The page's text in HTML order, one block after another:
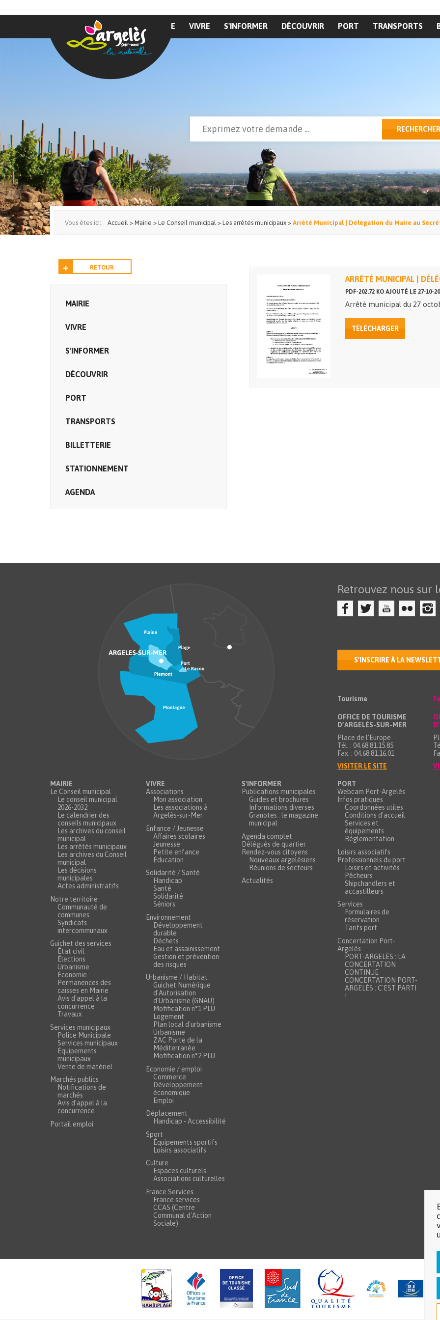
MAIRIE VIVRE S'INFORMER DÉCOUVRIR PORT TRANSPORTS
Formulaire de recherche RECHERCHER
Vous êtes ici: Accueil > Mairie > Le Conseil municipal > Les arrêtés municipaux > Arrêté Municipal | Délégation du Maire au
RETOUR
MAIRIE
VIVRE
S'INFORMER
DÉCOUVRIR
PORT
TRANSPORTS
BILLETTERIE
STATIONNEMENT
AGENDA
ARRÊTÉ MUNICIPAL |
PDF-202.72 KO AJOUTÉ LE 27-10-
Arrêté municipal du 27
TÉLÉCHARGER
Retrouvez nous sur
S'INSCRIRE À LA
Tourisme
OFFICE DE TOURISME
D’ARGELÈS-SUR-MER
Place de l’Europe
Tél. : 04.68.81.15.85
Fax. : 04.68.81.16.01
VISITER LE SITE
MAIRIE
Le Conseil municipal
Le conseil municipal
2026-2032
Le calendrier des
conseils municipaux
Les archives du conseil
municipal
Les arrêtés municipaux
Les archives du Conseil
municipal
Les décisions
municipales
Actes administratifs
Notre territoire
Communauté de
communes
Syndicats
intercommunaux
Guichet des services
État civil
Élections
Urbanisme
Économie
Permanences des
caisses en Mairie
Avis d'appel à la
concurrence
Travaux
Services municipaux
Police Municipale
Services municipaux
Équipements
municipaux
Vente de matériel
Marchés publics
Notifications de
marchés
Avis d'appel à la
concurrence
Portail emploi
VIVRE
Associations
Mon association
Les associations à
Argelès-sur-Mer
Enfance / Jeunesse
Affaires scolaires
Jeunesse
Petite enfance
Éducation
Solidarité / Santé
Handicap
Santé
Solidarité
Séniors
Environnement
Développement
durable
Déchets
Eau et assainissement
Gestion et prévention
des risques
Urbanisme / Habitat
Guichet Numérique
d'Autorisation
d'Urbanisme (GNAU)
Mofification n°1 PLU
Logement
Plan local d'urbanisme
Urbanisme
ZAC Porte de la
Méditerranée
Mofification n°2 PLU
Economie / emploi
Commerce
Développement
économique
Emploi
Déplacement
Handicap - Accessibilité
Sport
Équipements sportifs
Loisirs associatifs
Culture
Espaces culturels
Associations culturelles
France Services
France services
CCAS (Centre
Communal d'Action
Sociale)
S'INFORMER
Publications municipales
Guides et brochures
Informations diverses
Granotes : le magazine
municipal
Agenda complet
Délégués de quartier
Rendez-vous citoyens
Nouveaux argelésiens
Réunions de secteurs
Actualités
PORT
Webcam Port-Argelès
Infos pratiques
Coordonnées utiles
Conditions d'accueil
Services et
équipements
Réglementation
Loisirs associatifs
Professionnels du port
Loisirs et activités
Pêcheurs
Shipchandlers et
accastilleurs
Services
Formulaires de
réservation
Tarifs port
Concertation Port-
Argelès
PORT-ARGELÈS : LA
CONCERTATION
CONTINUE
CONCERTATION PORT-
ARGELÈS : C'EST PARTI
!